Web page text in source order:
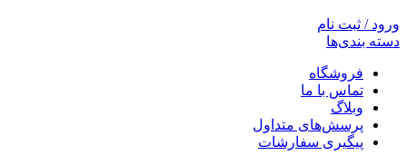
ورود / ثبت نام
دسته بندی‌ها
فروشگاه
تماس با ما
وبلاگ
پرسش‌های متداول
پیگیری سفارشات